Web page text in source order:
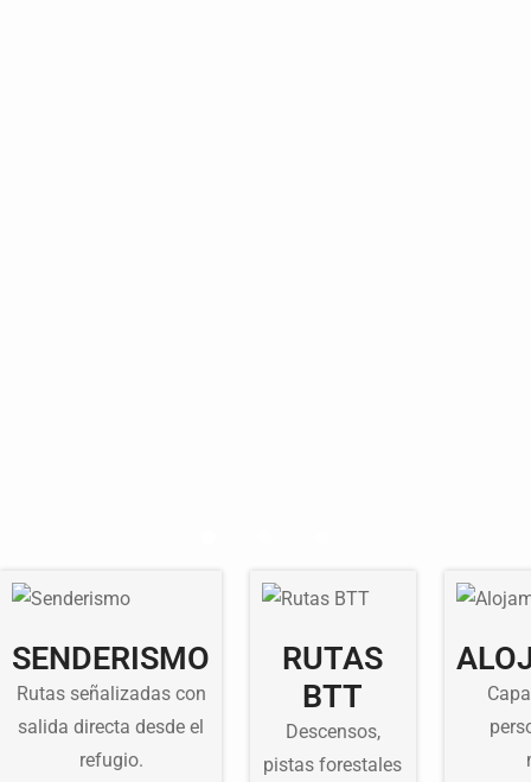
SENDERISMO
Rutas señalizadas con
salida directa desde el
refugio.
RUTAS
BTT
Descensos,
pistas forestales